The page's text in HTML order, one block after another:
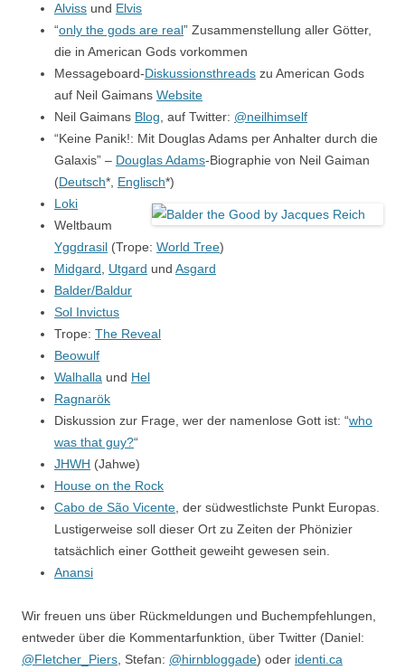
Alviss und Elvis
“only the gods are real” Zusammenstellung aller Götter,
die in American Gods vorkommen
Messageboard-Diskussionsthreads zu American Gods
auf Neil Gaimans Website
Neil Gaimans Blog , auf Twitter: @neilhimself
“Keine Panik!: Mit Douglas Adams per Anhalter durch die
Galaxis” – Douglas Adams-Biographie von Neil Gaiman
(Deutsch*, Englisch*)
Loki
Weltbaum
Yggdrasil (Trope: World Tree)
Midgard
Utgard und Asgard
Balder/Baldur
Sol Invictus
Trope: The Reveal
Beowulf
Walhalla und Hel
Ragnarök
Diskussion zur Frage, wer der namenlose Gott ist: “who
was that guy?“
JHWH (Jahwe)
House on the Rock
Cabo de São Vicente , der südwestlichste Punkt Europas.
Lustigerweise soll dieser Ort zu Zeiten der Phönizier
tatsächlich einer Gottheit geweiht gewesen sein.
Anansi
Wir freuen uns über Rückmeldungen und Buchempfehlungen,
entweder über die Kommentarfunktion, über Twitter (Daniel:
@Fletcher_Piers , Stefan: @hirnbloggade) oder identi.ca